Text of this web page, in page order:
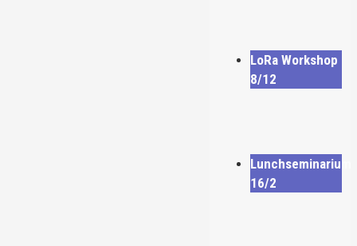
LoRa Workshop
8/12
Lunchseminarium
16/2